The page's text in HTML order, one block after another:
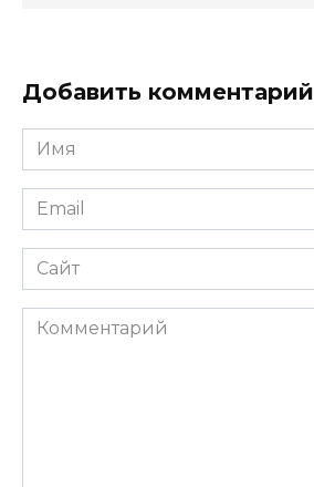
Добавить комментарий
Имя
*
Email
*
Сайт
Комментарий